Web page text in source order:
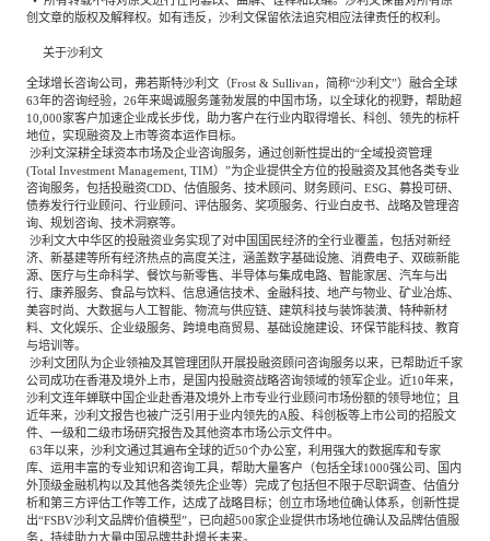
创文章的版权及解释权。如有违反，沙利文保留依法追究相应法律责任的权利。
关于沙利文
全球增长咨询公司，弗若斯特沙利文（Frost & Sullivan，简称“沙利文”）融合全球
63年的咨询经验，26年来竭诚服务蓬勃发展的中国市场，以全球化的视野，帮助超
10,000家客户加速企业成长步伐，助力客户在行业内取得增长、科创、领先的标杆
地位，实现融资及上市等资本运作目标。
沙利文深耕全球资本市场及企业咨询服务，通过创新性提出的“全域投资管理
(Total Investment Management, TIM）”为企业提供全方位的投融资及其他各类专业
咨询服务，包括投融资CDD、估值服务、技术顾问、财务顾问、ESG、募投可研、
债券发行行业顾问、行业顾问、评估服务、奖项服务、行业白皮书、战略及管理咨
询、规划咨询、技术洞察等。
沙利文大中华区的投融资业务实现了对中国国民经济的全行业覆盖，包括对新经
济、新基建等所有经济热点的高度关注，涵盖数字基础设施、消费电子、双碳新能
源、医疗与生命科学、餐饮与新零售、半导体与集成电路、智能家居、汽车与出
行、康养服务、食品与饮料、信息通信技术、金融科技、地产与物业、矿业冶炼、
美容时尚、大数据与人工智能、物流与供应链、建筑科技与装饰装潢、特种新材
料、文化娱乐、企业级服务、跨境电商贸易、基础设施建设、环保节能科技、教育
与培训等。
沙利文团队为企业领袖及其管理团队开展投融资顾问咨询服务以来，已帮助近千家
公司成功在香港及境外上市，是国内投融资战略咨询领域的领军企业。近10年来，
沙利文连年蝉联中国企业赴香港及境外上市专业行业顾问市场份额的领导地位；且
近年来，沙利文报告也被广泛引用于业内领先的A股、科创板等上市公司的招股文
件、一级和二级市场研究报告及其他资本市场公示文件中。
63年以来，沙利文通过其遍布全球的近50个办公室，利用强大的数据库和专家
库、运用丰富的专业知识和咨询工具，帮助大量客户（包括全球1000强公司、国内
外顶级金融机构以及其他各类领先企业等）完成了包括但不限于尽职调查、估值分
析和第三方评估工作等工作，达成了战略目标；创立市场地位确认体系，创新性提
出“FSBV沙利文品牌价值模型”，已向超500家企业提供市场地位确认及品牌估值服
务，持续助力大量中国品牌共赴增长未来。